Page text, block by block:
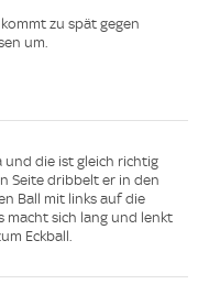
zu spät gegen
um.
und die ist gleich richtig
Seite dribbelt er in den
Ball mit links auf die
macht sich lang und lenkt
Eckball.